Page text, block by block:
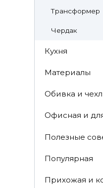
Трансформер
Чердак
Кухня
Материалы
Обивка и
Офисная и
Полезные
Популярная
Прихожая и